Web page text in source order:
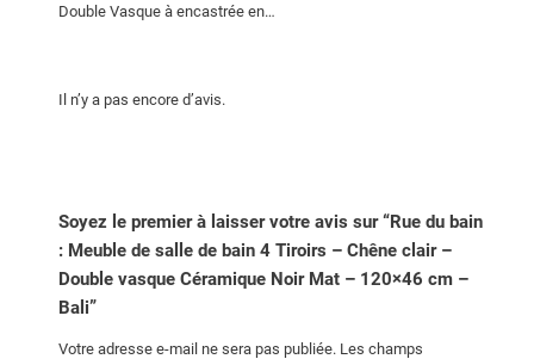
Double Vasque à encastrée en…
Il n’y a pas encore d’avis.
Soyez le premier à laisser votre avis sur “Rue du bain
: Meuble de salle de bain 4 Tiroirs – Chêne clair –
Double vasque Céramique Noir Mat – 120×46 cm –
Bali”
Votre adresse e-mail ne sera pas publiée. Les champs